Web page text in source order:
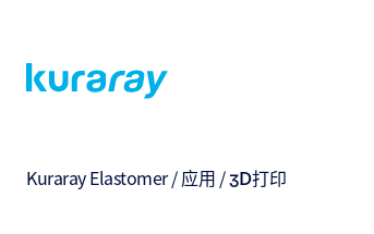
Kuraray Elastomer/应用 /3D打印